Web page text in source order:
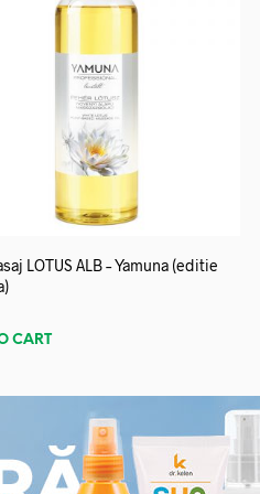
LOTUS ALB – Yamuna (editie
CART